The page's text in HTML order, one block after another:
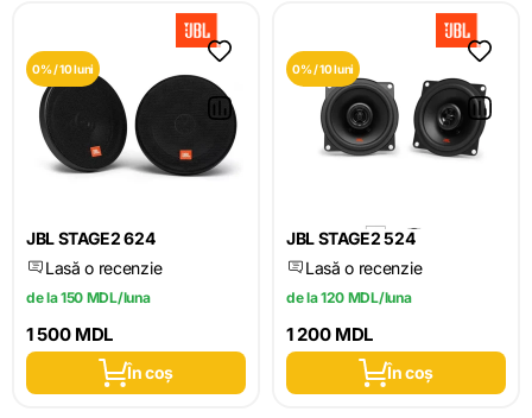
0% / 10 luni
JBL STAGE2 624
Lasă o recenzie
de la 150 MDL/luna
1 500 MDL
În coș
0% / 10 luni
JBL STAGE2 524
Lasă o recenzie
de la 120 MDL/luna
1 200 MDL
În coș